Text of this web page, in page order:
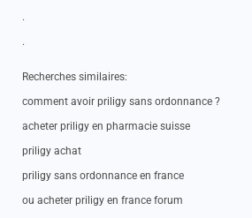
.
.
Recherches similaires:
comment avoir priligy sans ordonnance ?
acheter priligy en pharmacie suisse
priligy achat
priligy sans ordonnance en france
ou acheter priligy en france forum